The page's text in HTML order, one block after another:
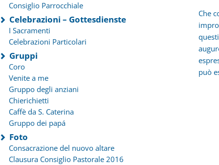
Consiglio Parrocchiale
Celebrazioni – Gottesdienste
I Sacramenti
Celebrazioni Particolari
Gruppi
Coro
Venite a me
Gruppo degli anziani
Chierichietti
Caffè da S. Caterina
Gruppo dei papá
Foto
Consacrazione del nuovo altare
Clausura Consiglio Pastorale 2016
Che
può